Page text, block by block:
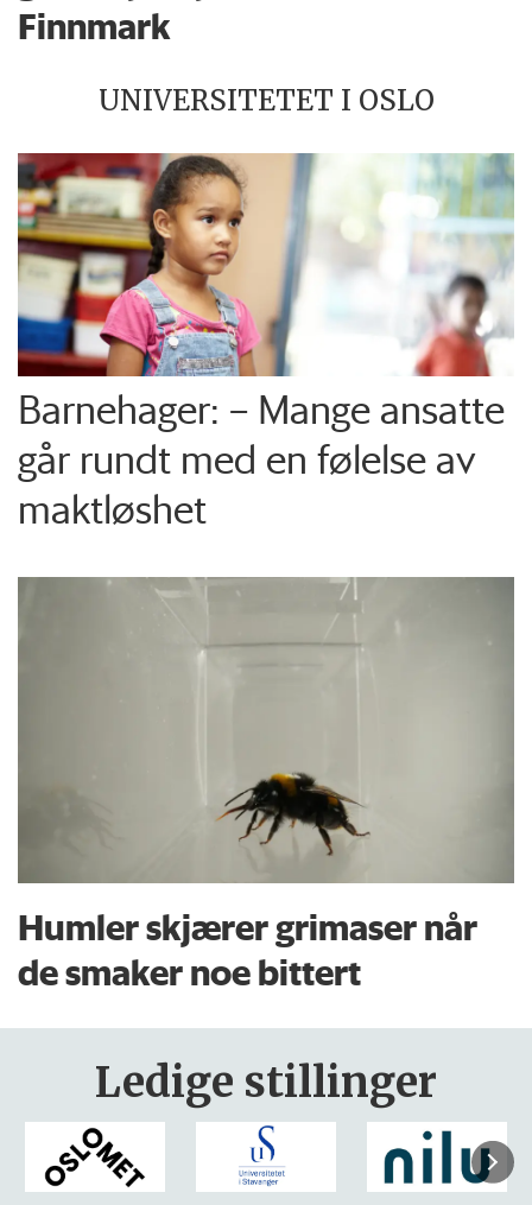
Finnmark
UNIVERSITETET I OSLO
Barnehager: – Mange ansatte
går rundt med en følelse av
maktløshet
Humler skjærer grimaser når
de smaker noe bittert
Ledige stillinger